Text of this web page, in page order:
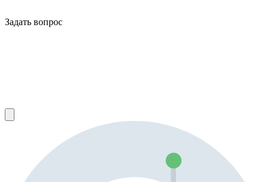
Задать вопрос